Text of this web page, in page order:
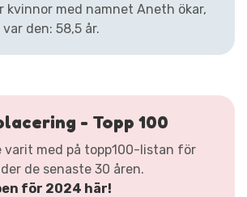
med namnet Aneth ökar,
den: 58,5 år.
- Topp 100
varit med på topp100-listan för
de senaste 30 åren.
för 2024 här!